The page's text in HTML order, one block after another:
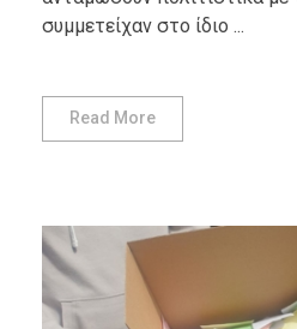
συμμετείχαν στο ίδιο ...
Read More